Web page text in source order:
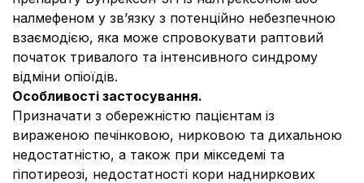
налмефеном у зв’язку з потенційно небезпечною
взаємодією, яка може спровокувати раптовий
початок тривалого та інтенсивного синдрому
відміни опіоїдів.
Особливості застосування.
Призначати з обережністю пацієнтам із
вираженою печінковою, нирковою та дихальною
недостатністю, а також при мікседемі та
гіпотиреозі, недостатності кори надниркових